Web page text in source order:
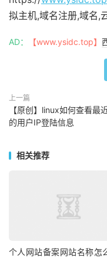
拟主机,域名注册,域名,
AD： 【www.ysidc.top】
上一篇
【原创】linux如何查看最
的用户IP登陆信息
相关推荐
个人网站备案网站名称怎